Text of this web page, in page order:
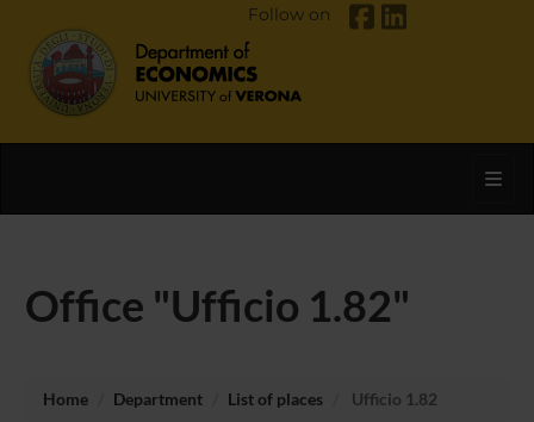
Follow on
Office "Ufficio 1.82"
Home Department List of places Ufficio 1.82